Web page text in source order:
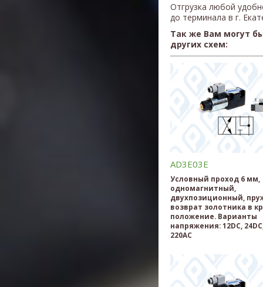
Отгрузка любой
до терминала в г.
Так же Вам могут
других схем:
AD3E03E
Условный проход 6 мм,
одномагнитный,
двухпозиционный,
возврат золотника в
положение. Варианты
напряжения: 12DC,
220AC